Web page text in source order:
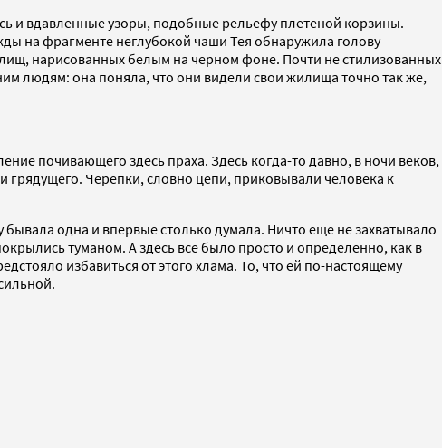
и вдавленные узоры, подобные рельефу плетеной корзины.
на фрагменте неглубокой чаши Тея обнаружила голову
нарисованных белым на черном фоне. Почти не стилизованных
людям: она поняла, что они видели свои жилища точно так же,
почивающего здесь праха. Здесь когда-то давно, в ночи веков,
Черепки, словно цепи, приковывали человека к
одна и впервые столько думала. Ничто еще не захватывало
туманом. А здесь все было просто и определенно, как в
избавиться от этого хлама. То, что ей по-настоящему